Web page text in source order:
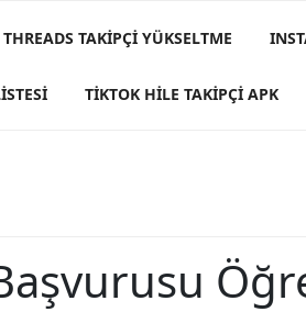
THREADS TAKIPÇI YÜKSELTME
TIKTOK HILE TAKIPÇI APK